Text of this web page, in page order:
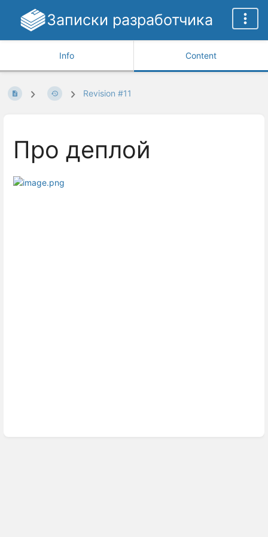
Записки разработчика
Info Content
Revision #11
Про деплой